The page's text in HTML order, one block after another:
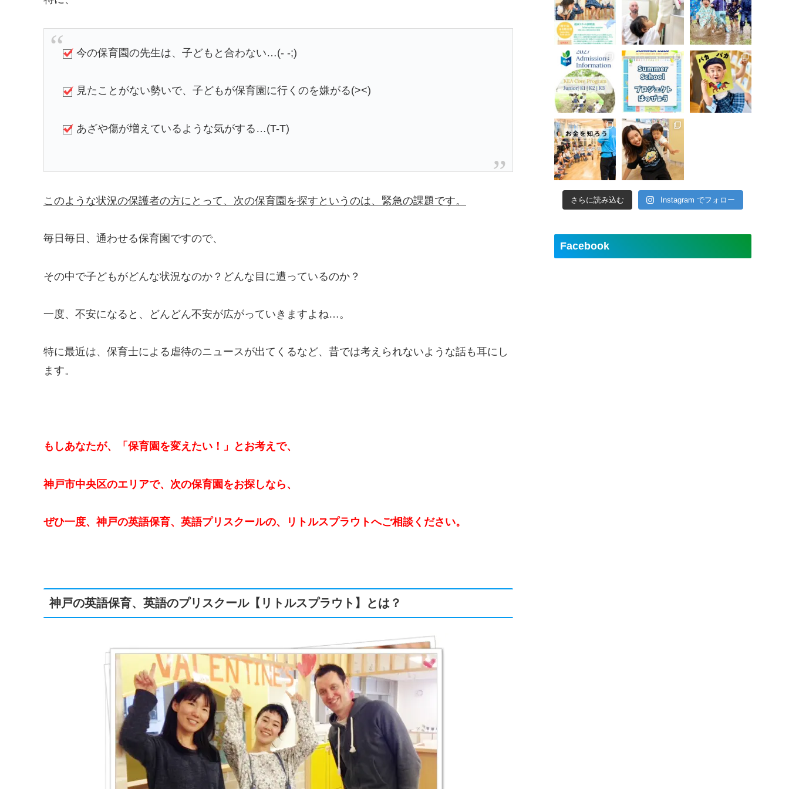
今の保育園の先生は、子どもと合わない…(- -;)
見たことがない勢いで、子どもが保育園に行くのを嫌がる(><)
あざや傷が増えているような気がする…(T-T)
このような状況の保護者の方にとって、次の保育園を探すというのは、緊急の課題です。
毎日毎日、通わせる保育園ですので、
その中で子どもがどんな状況なのか？どんな目に遭っているのか？
一度、不安になると、どんどん不安が広がっていきますよね…。
特に最近は、保育士による虐待のニュースが出てくるなど、昔では考えられないような話も耳にし
ます。
もしあなたが、「保育園を変えたい！」とお考えで、
神戸市中央区のエリアで、次の保育園をお探しなら、
ぜひ一度、神戸の英語保育、英語プリスクールの、リトルスプラウトへご相談ください。
神戸の英語保育、英語のプリスクール【リトルスプラウト】とは？
さらに読み込む Instagram でフォロー
Facebook